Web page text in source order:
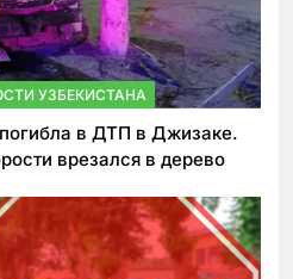
УЗБЕКИСТАНА
в ДТП в Джизаке.
врезался в дерево